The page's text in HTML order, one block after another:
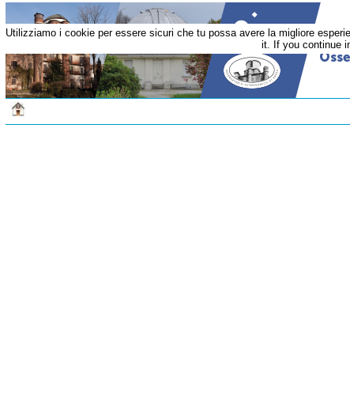
Utilizziamo i cookie per essere sicuri che tu possa avere la migliore
it. If you continue